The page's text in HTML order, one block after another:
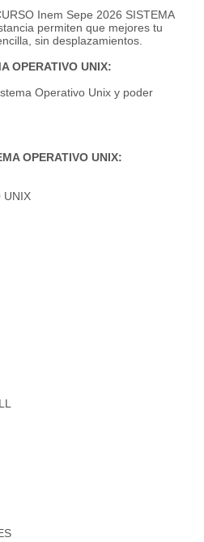
Inem Sepe 2026 SISTEMA
permiten que mejores tu
sin desplazamientos.
OPERATIVO UNIX:
Operativo Unix y poder
OPERATIVO UNIX:
UNIX